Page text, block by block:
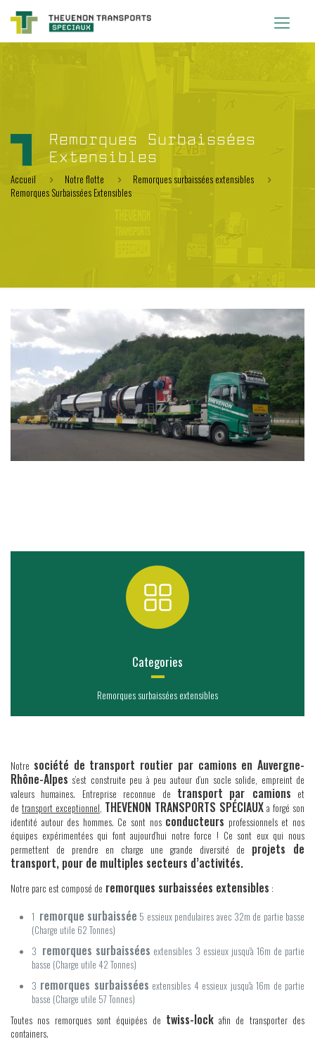
Remorques Surbaissées
Extensibles
Accueil Notre flotte
Remorques surbaissées extensibles
Remorques Surbaissées Extensibles
Categories
Remorques surbaissées extensibles
Notre société de transport routier par camions en Auvergne-
Rhône-Alpes s’est construite peu à peu autour d’un socle solide, empreint de
valeurs humaines. Entreprise reconnue de transport par camions et
de transport exceptionnel, THEVENON TRANSPORTS SPÉCIAUX a forgé son
identité autour des hommes. Ce sont nos conducteurs professionnels et nos
équipes expérimentées qui font aujourd’hui notre force ! Ce sont eux qui nous
permettent de prendre en charge une grande diversité de projets de
transport, pour de multiples secteurs d’activités.
Notre parc est composé de remorques surbaissées extensibles :
1 remorque surbaissée 5 essieux pendulaires avec 32m de partie basse
(Charge utile 62 Tonnes)
3 remorques surbaissées extensibles 3 essieux jusqu'à 16m de partie
basse (Charge utile 42 Tonnes)
3 remorques surbaissées extensibles 4 essieux jusqu'à 16m de partie
basse (Charge utile 57 Tonnes)
Toutes nos remorques sont équipées de twiss-lockafin de transporter des
containers.